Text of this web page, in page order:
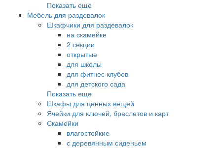
Показать еще
Мебель для раздевалок
Шкафчики для раздевалок
на скамейке
2 секции
открытые
для школы
для фитнес клубов
для детского сада
Показать еще
Шкафы для ценных вещей
Ячейки для ключей, браслетов и карт
Скамейки
влагостойкие
с деревянным сиденьем